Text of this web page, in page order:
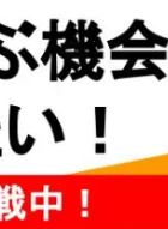
for Social
ふるさと納税